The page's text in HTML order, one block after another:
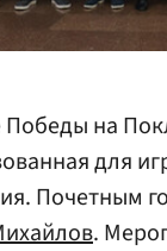
на
для
Почетным
.